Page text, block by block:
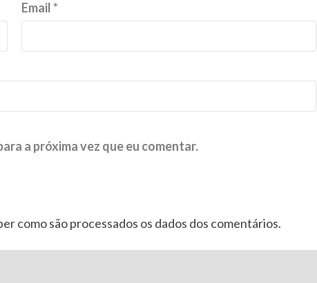
Email*
a próxima vez que eu comentar.
como são processados os dados dos comentários.